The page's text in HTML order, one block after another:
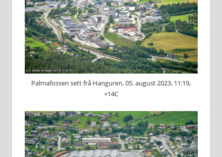
Palmafossen sett frå Hanguren, 05. august 2023, 11:19,
+14C